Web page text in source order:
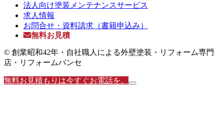
法人向け塗装メンテナンスサービス
求人情報
お問合せ・資料請求（書籍申込み）
無料お見積
© 創業昭和42年・自社職人による外壁塗装・リフォーム専門
店・リフォームパンセ
無料お見積もりは今すぐお電話を。